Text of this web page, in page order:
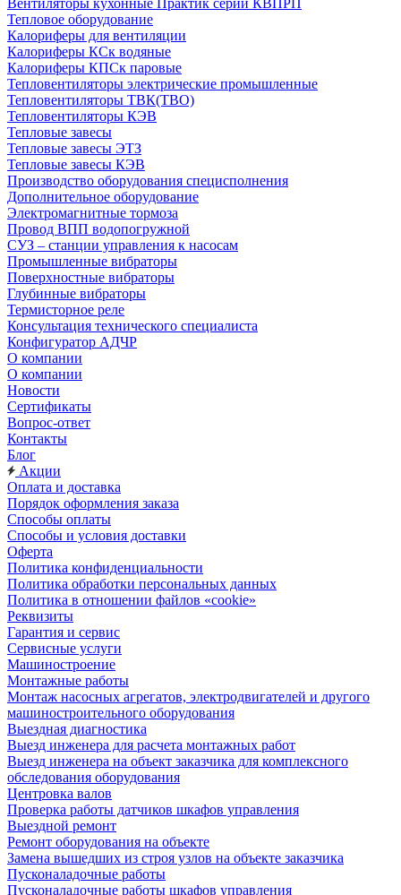
Вентиляторы кухонные Практик серии КВПРП
Тепловое оборудование
Калориферы для вентиляции
Калориферы КСк водяные
Калориферы КПСк паровые
Тепловентиляторы электрические промышленные
Тепловентиляторы ТВК(ТВО)
Тепловентиляторы КЭВ
Тепловые завесы
Тепловые завесы ЭТЗ
Тепловые завесы КЭВ
Производство оборудования специсполнения
Дополнительное оборудование
Электромагнитные тормоза
Провод ВПП водопогружной
СУЗ – станции управления к насосам
Промышленные вибраторы
Поверхностные вибраторы
Глубинные вибраторы
Термисторное реле
Консультация технического специалиста
Конфигуратор АДЧР
О компании
О компании
Новости
Сертификаты
Вопрос-ответ
Контакты
Блог
Акции
Оплата и доставка
Порядок оформления заказа
Способы оплаты
Способы и условия доставки
Оферта
Политика конфиденциальности
Политика обработки персональных данных
Политика в отношении файлов «cookie»
Реквизиты
Гарантия и сервис
Сервисные услуги
Машиностроение
Монтажные работы
Монтаж насосных агрегатов, электродвигателей и другого
машиностроительного оборудования
Выездная диагностика
Выезд инженера для расчета монтажных работ
Выезд инженера на объект заказчика для комплексного
обследования оборудования
Центровка валов
Проверка работы датчиков шкафов управления
Выездной ремонт
Ремонт оборудования на объекте
Замена вышедших из строя узлов на объекте заказчика
Пусконаладочные работы
Пусконаладочные работы шкафов управления